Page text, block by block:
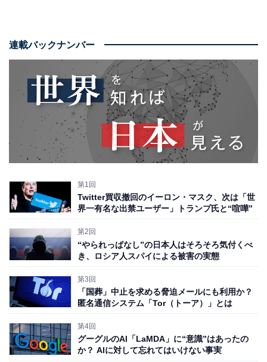
連載バックナンバー
第1回
Twitter買収撤回のイーロン・マスク、次は「世
界一有名な出禁ユーザー」トランプ氏と“喧嘩”
第2回
“やられっぱなし”の日本人はそろそろ気付くべ
き、ロシア人スパイによる被害の実態
第3回
「国葬」中止を求める脅迫メールにも利用か？
匿名通信システム「Tor（トーア）」とは
第4回
グーグルのAI「LaMDA」に“意識”はあったの
か？ AIに対して忘れてはいけない事実